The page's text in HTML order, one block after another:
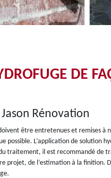
DE
Rénovation
être entretenues et remises à
possible. L’application de solution
traitement, il est recommandé de
projet, de l’estimation à la finition.